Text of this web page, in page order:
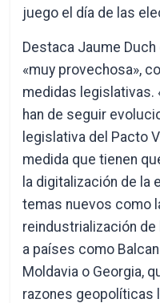
juego el día de las
Destaca Jaume
«muy provechosa»,
medidas legislativas.
han de seguir
legislativa del Pacto
medida que tienen
la digitalización de la
temas nuevos como
reindustrialización de
a países como
Moldavia o Georgia,
razones geopolíticas